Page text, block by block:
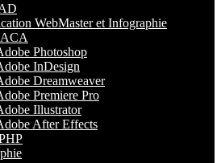
WebMaster et Infographie
Photoshop
InDesign
Dreamweaver
Premiere Pro
Illustrator
After Effects